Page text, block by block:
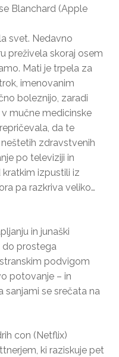
Blanchard (Apple
svet. Nedavno
preživela skoraj osem
Mati je trpela za
imenovanim
boleznijo, zaradi
v mučne medicinske
da te
zdravstvenih
po televiziji in
izpustili iz
pa razkriva veliko…
in junaški
do prostega
podvigom
potovanje – in
sanjami se srečata na
con (Netflix)
ki raziskuje pet